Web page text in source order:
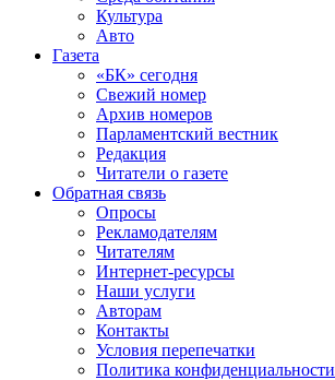
Культура
Авто
Газета
«БК» сегодня
Свежий номер
Архив номеров
Парламентский вестник
Редакция
Читатели о газете
Обратная связь
Опросы
Рекламодателям
Читателям
Интернет-ресурсы
Наши услуги
Авторам
Контакты
Условия перепечатки
Политика конфиденциальности